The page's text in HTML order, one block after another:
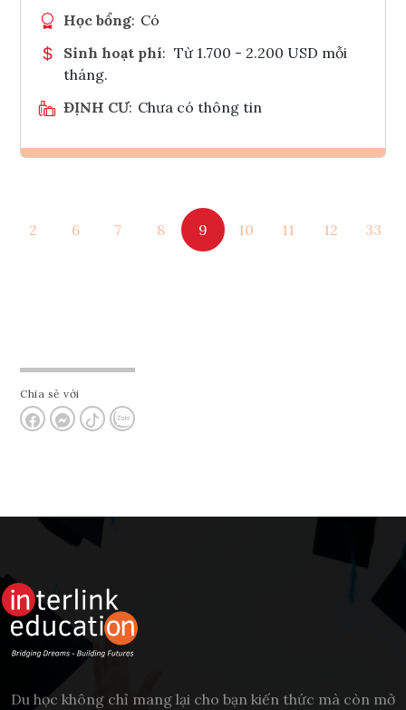
Học bổng: Có
Sinh hoạt phí: Từ 1.700 - 2.200 USD mỗi
tháng.
ĐỊNH CƯ: Chưa có thông tin
Tham vấn Interlink
2 6 7 8 9 10 11 12 33
Chia sẻ với
Du học không chỉ mang lại cho bạn kiến thức mà còn mở